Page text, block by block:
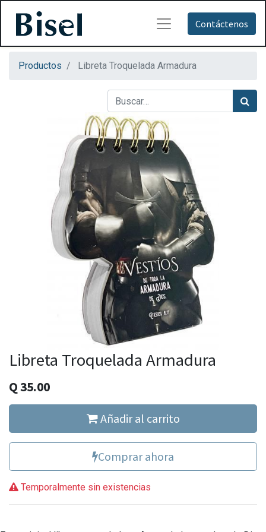
Contáctenos
Productos Libreta Troquelada Armadura
Libreta Troquelada Armadura
Q35.00
Añadir al carrito
Comprar ahora
Temporalmente sin existencias